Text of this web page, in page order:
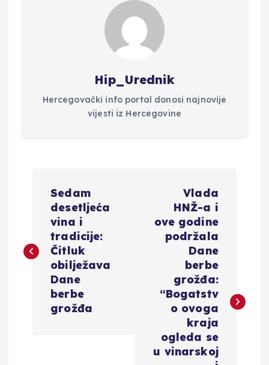
Hip_Urednik
Hercegovački info portal donosi najnovije
vijesti iz Hercegovine
v
Sedam
desetljeća
vina i
tradicije:
Čitluk
obilježava
Dane
berbe
grožđa
Vlada
HNŽ-a i
ove godine
podržala
Dane
berbe
grožđa:
“Bogatstv
o ovoga
kraja
ogleda se
u vinarskoj